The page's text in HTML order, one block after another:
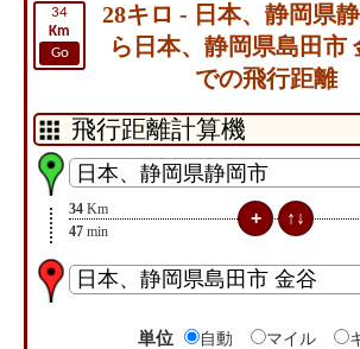
34
Km
Go
28キロ - 日本、静岡県
ら日本、静岡県島田市
での飛行距離
34 Km
47 min
単位 自動 マイル